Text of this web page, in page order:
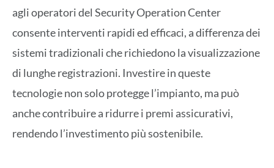
agli operatori del Security Operation Center
consente interventi rapidi ed efficaci, a differenza dei
sistemi tradizionali che richiedono la visualizzazione
di lunghe registrazioni. Investire in queste
tecnologie non solo protegge l’impianto, ma può
anche contribuire a ridurre i premi assicurativi,
rendendo l’investimento più sostenibile.